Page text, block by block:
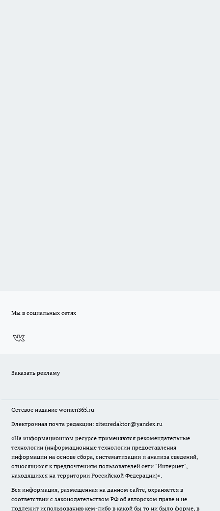
Мы в социальных сетях
Заказать рекламу
Сетевое издание women365.ru
Электронная почта редакции: sitesredaktor@yandex.ru
«На информационном ресурсе применяются рекомендательные
технологии (информационные технологии предоставления
информации на основе сбора, систематизации и анализа сведений,
относящихся к предпочтениям пользователей сети "Интернет",
находящихся на территории Российской Федерации)».
Вся информация, размещенная на данном сайте, охраняется в
соответствии с законодательством РФ об авторском праве и не
подлежит использованию кем-либо в какой бы то ни было форме, в